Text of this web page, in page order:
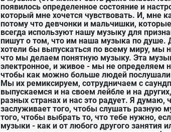
появилось определенное состояние и
который мне хочется чувствовать. И, мне
потому что девчонки и мальчишки,
всегда используют нашу музыку для
пишут о том, что им наша музыка по
хотели бы выпускаться по всему миру, мы
что мы делаем понятную музыку. Эта
электронное, и живое - мы не определяем
чтобы как можно больше людей послушали
Мы их ремиксируем, сотрудничаем с
выпускаемся и на своем лейбле и на
разных странах и нас это радует. Я думаю,
заслуживает того, чтобы слушать разную
того, чтобы выбрать то, что тебе нужно,
музыки - как и от любого другого занятия